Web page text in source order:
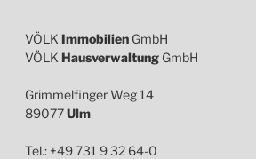
VÖLK Immobilien GmbH
VÖLK Hausverwaltung GmbH
Grimmelfinger Weg 14
89077Ulm
Tel.: +49 731 9 32 64-0